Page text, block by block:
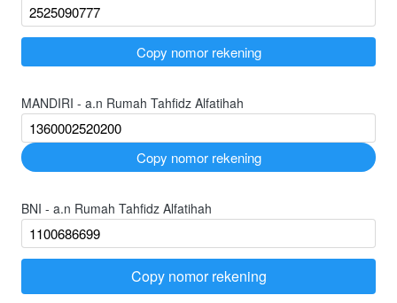
`
Copy nomor rekening
MANDIRI - a.n Rumah Tahfidz Alfatihah
`
Copy nomor rekening
BNI - a.n Rumah Tahfidz Alfatihah
`
Copy nomor rekening